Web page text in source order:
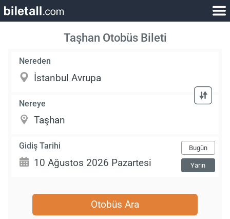
Taşhan Otobüs Bileti
Nereden
Nereye
Gidiş Tarihi Bugün
Yarın
Otobüs Ara